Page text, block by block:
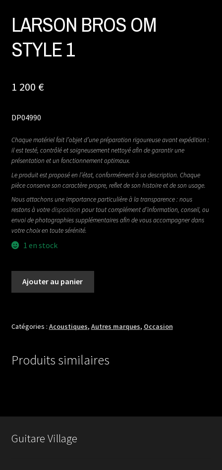
LARSON BROS OM
STYLE 1
1 200 €
DP04990
Chaque matériel fait l’objet d’une préparation rigoureuse avant expédition :
il est testé, contrôlé et soigneusement nettoyé afin de garantir une
présentation et un fonctionnement optimaux.
Le produit est proposé en l’état, conformément à sa description. Chaque
pièce conserve son caractère propre, reflet de son histoire et de son usage.
Nous attachons une importance particulière à la transparence : nous
restons à votredisposition pour tout complément d’information, conseil, ou
envoi de photographies supplémentaires afin de vous accompagner dans
votre choix en toute sérénité.
1 en stock
OM
Ajouter au panier
Catégories : Acoustiques, Autres marques, Occasion
Produits similaires
Guitare Village